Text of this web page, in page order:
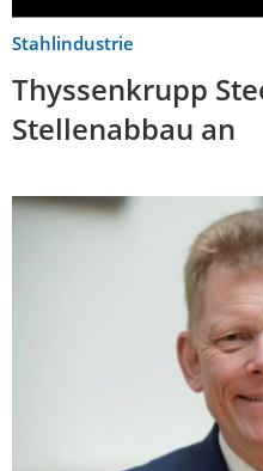
Stahlindustrie
Thyssenkrupp
Stellenabbau an